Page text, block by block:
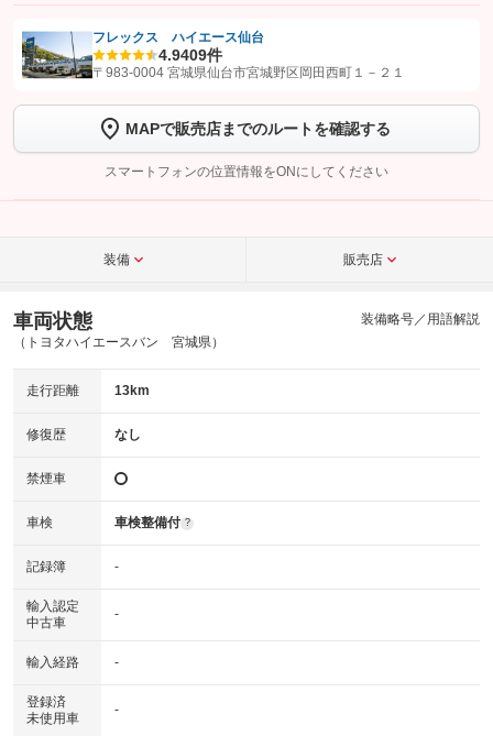
【STEP1】認証画面でグーネットを友だち追加してから「許可する」ボタンを押
トーク画面で
ボタンをタップして問い合わせを
完了してください。
こちら
フレックス ハイエース仙台
4.9409件
〒983-0004 宮城県仙台市宮城野区岡田西町１－２１
MAPで販売店までのルートを確認する
スマートフォンの位置情報をONにしてください
装備 販売店
車両状態
（トヨタハイエースバン 宮城県）
装備略号／用語解説
走行距離 13km
修復歴 なし
禁煙車
車検 車検整備付 ?
記録簿 -
輸入認定
中古車
-
輸入経路 -
登録済
未使用車
-